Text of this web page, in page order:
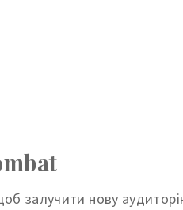
залучити нову